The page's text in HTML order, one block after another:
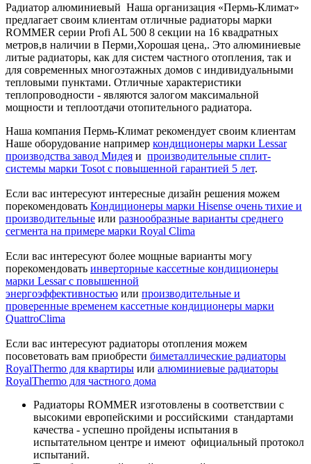
Радиатор алюминиевый Наша организация «Пермь-Климат»
предлагает своим клиентам отличные радиаторы марки
ROMMER серии Profi AL 500 8 секции на 16 квадратных
метров,в наличии в Перми,Хорошая цена,. Это алюминиевые
литые радиаторы, как для систем частного отопления, так и
для современных многоэтажных домов с индивидуальными
тепловыми пунктами. Отличные характеристики
теплопроводности - являются залогом максимальной
мощности и теплоотдачи отопительного радиатора.
Наша компания Пермь-Климат рекомендует своим клиентам
Наше оборудование например кондиционеры марки Lessar
производства завод Мидея и производительные сплит-
системы марки Tosot с повышенной гарантией 5 лет.
Если вас интересуют интересные дизайн решения можем
порекомендовать Кондиционеры марки Hisense очень тихие и
производительные или разнообразные варианты среднего
сегмента на примере марки Royal Clima
Если вас интересуют более мощные варианты могу
порекомендовать инверторные кассетные кондиционеры
марки Lessar с повышенной
энергоэффективностью или производительные и
проверенные временем кассетные кондиционеры марки
QuattroClima
Если вас интересуют радиаторы отопления можем
посоветовать вам приобрести биметаллические радиаторы
RoyalThermo для квартиры или алюминиевые радиаторы
RoyalThermo для частного дома
Радиаторы ROMMER изготовлены в соответствии с
высокими европейскими и российскими стандартами
качества - успешно пройдены испытания в
испытательном центре и имеют официальный протокол
испытаний.